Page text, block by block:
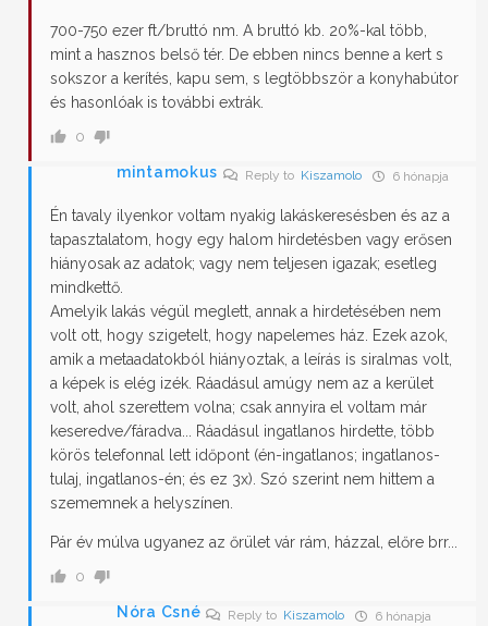
700-750 ezer ft/bruttó nm. A bruttó kb. 20%-kal több,
mint a hasznos belső tér. De ebben nincs benne a kert s
sokszor a kerítés, kapu sem, s legtöbbször a konyhabútor
és hasonlóak is további extrák.
0
mintamokus Reply to Kiszamolo 6 hónapja
Én tavaly ilyenkor voltam nyakig lakáskeresésben és az a
tapasztalatom, hogy egy halom hirdetésben vagy erősen
hiányosak az adatok; vagy nem teljesen igazak; esetleg
mindkettő.
Amelyik lakás végül meglett, annak a hirdetésében nem
volt ott, hogy szigetelt, hogy napelemes ház. Ezek azok,
amik a metaadatokból hiányoztak, a leírás is siralmas volt,
a képek is elég izék. Ráadásul amúgy nem az a kerület
volt, ahol szerettem volna; csak annyira el voltam már
keseredve/fáradva... Ráadásul ingatlanos hirdette, több
körös telefonnal lett időpont (én-ingatlanos; ingatlanos-
tulaj, ingatlanos-én; és ez 3x). Szó szerint nem hittem a
szememnek a helyszínen.
Pár év múlva ugyanez az őrület vár rám, házzal, előre brr...
0
Nóra Csné Reply to Kiszamolo 6 hónapja